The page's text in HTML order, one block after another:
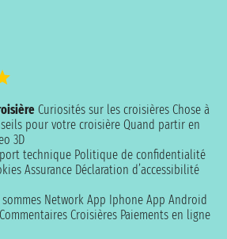
Curiosités sur les croisières Chose à
pour votre croisière Quand partir en
3D
technique Politique de confidentialité
Assurance Déclaration d’accessibilité
Network App Iphone App Android
Commentaires Croisières Paiements en ligne